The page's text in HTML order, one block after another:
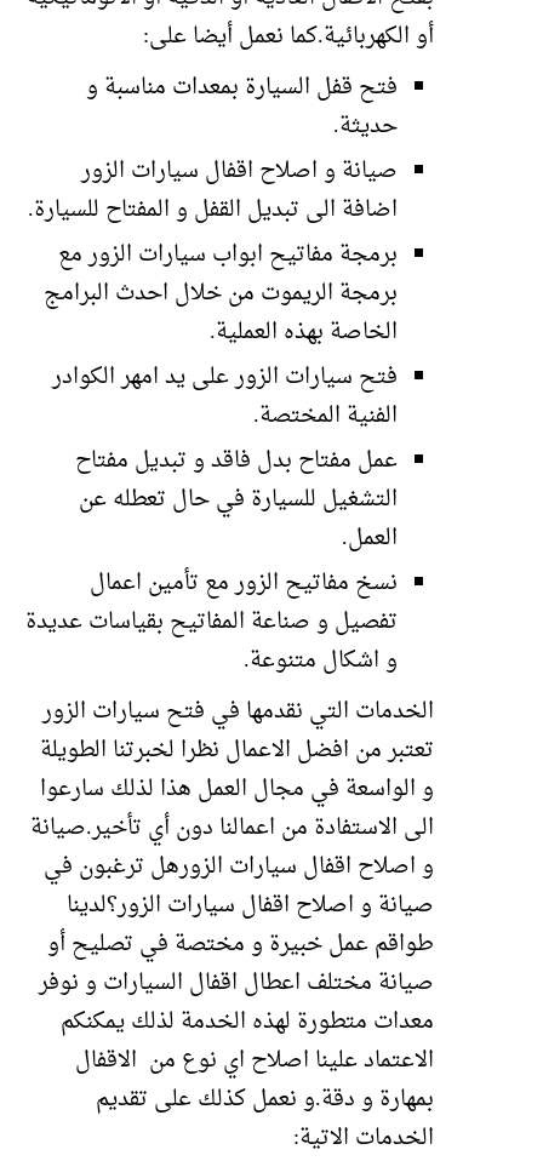
أو الكهربائية.كما نعمل أيضا على:
فتح قفل السيارة بمعدات مناسبة و
حديثة.
صيانة و اصلاح اقفال سيارات الزور
اضافة الى تبديل القفل و المفتاح للسيارة.
برمجة مفاتيح ابواب سيارات الزور مع
برمجة الريموت من خلال احدث البرامج
الخاصة بهذه العملية.
فتح سيارات الزور على يد امهر الكوادر
الفنية المختصة.
عمل مفتاح بدل فاقد و تبديل مفتاح
التشغيل للسيارة في حال تعطله عن
العمل.
نسخ مفاتيح الزور مع تأمين اعمال
تفصيل و صناعة المفاتيح بقياسات عديدة
و اشكال متنوعة.
الخدمات التي نقدمها في فتح سيارات الزور
تعتبر من افضل الاعمال نظرا لخبرتنا الطويلة
و الواسعة في مجال العمل هذا لذلك سارعوا
الى الاستفادة من اعمالنا دون أي تأخير.صيانة
و اصلاح اقفال سيارات الزورهل ترغبون في
صيانة و اصلاح اقفال سيارات الزور؟لدينا
طواقم عمل خبيرة و مختصة في تصليح أو
صيانة مختلف اعطال اقفال السيارات و نوفر
معدات متطورة لهذه الخدمة لذلك يمكنكم
الاعتماد علينا اصلاح اي نوع من الاقفال
بمهارة و دقة.و نعمل كذلك على تقديم
الخدمات الاتية: